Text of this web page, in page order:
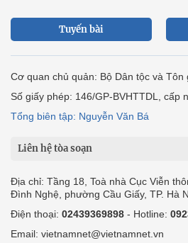
Tuyến bài
Cơ quan chủ quản: Bộ Dân tộc và Tôn
Số giấy phép: 146/GP-BVHTTDL, cấp
Tổng biên tập: Nguyễn Văn Bá
Liên hệ tòa soạn
Địa chỉ: Tầng 18, Toà nhà Cục Viễn
Đình Nghệ, phường Cầu Giấy, TP. Hà
Điện thoại: 02439369898 - Hotline:
Email: vietnamnet@vietnamnet.vn